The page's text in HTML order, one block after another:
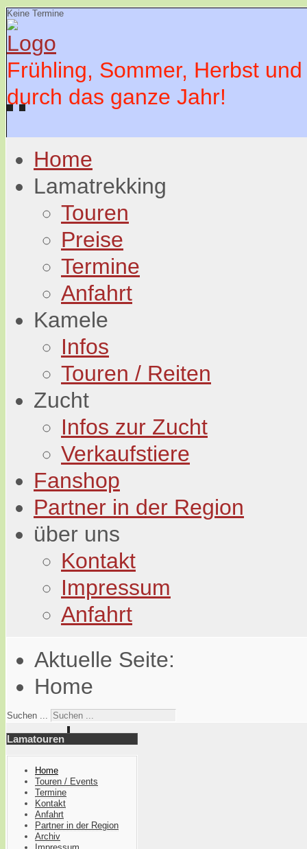
Keine Termine
Frühling, Sommer, Herbst
durch das ganze Jahr!
Home
Lamatrekking
Touren
Preise
Termine
Anfahrt
Kamele
Infos
Touren / Reiten
Zucht
Infos zur Zucht
Verkaufstiere
Fanshop
Partner in der Region
über uns
Kontakt
Impressum
Anfahrt
Aktuelle Seite:
Home
Suchen ...
Lamatouren
Home
Touren / Events
Termine
Kontakt
Anfahrt
Partner in der Region
Archiv